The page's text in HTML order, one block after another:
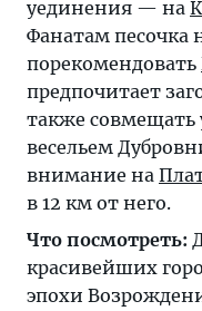
уединения — на
Фанатам
порекомендовать
предпочитает
также совмещать
весельем
внимание на
в 12 км от него.
Что посмотреть:
красивейших
эпохи